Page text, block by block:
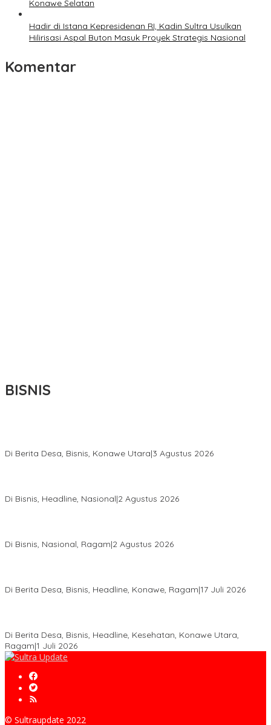
Konawe Selatan
Hadir di Istana Kepresidenan RI, Kadin Sultra Usulkan
Hilirisasi Aspal Buton Masuk Proyek Strategis Nasional
Komentar
BISNIS
Di Berita Desa, Bisnis, Konawe Utara|3 Agustus 2026
Di Bisnis, Headline, Nasional|2 Agustus 2026
Di Bisnis, Nasional, Ragam|2 Agustus 2026
Di Berita Desa, Bisnis, Headline, Konawe, Ragam|17 Juli 2026
Di Berita Desa, Bisnis, Headline, Kesehatan, Konawe Utara,
Ragam|1 Juli 2026
© Sultraupdate 2022